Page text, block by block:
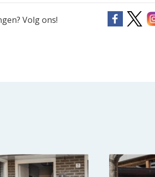
Volg ons!